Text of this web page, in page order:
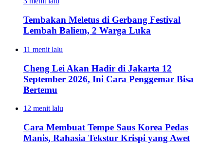
Tembakan Meletus di Gerbang Festival
Lembah Baliem, 2 Warga Luka
11 menit lalu
Cheng Lei Akan Hadir di Jakarta 12
September 2026, Ini Cara Penggemar Bisa
Bertemu
12 menit lalu
Cara Membuat Tempe Saus Korea Pedas
Manis, Rahasia Tekstur Krispi yang Awet